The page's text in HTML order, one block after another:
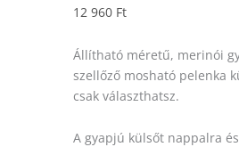
12 960 Ft
Állítható méretű, merinói
szellőző mosható pelenka
csak választhatsz.
A gyapjú külsőt nappalra